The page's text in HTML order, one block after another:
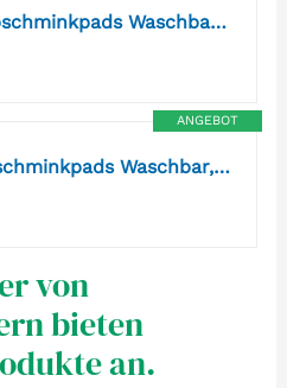
AOOWU Abschminkpads Waschbar, 8 Stück Nachhaltiges Wiederverwendbares Abschminktücher, Hypoallergen, Wattepads Nachhaltig Weich & Schonend Abschminkpads für Alle Hauttypen, Quadratisch
ANGEBOT
LOPHE Abschminkpads Waschbar, 24 Stück Wattepads Wiederverwendbar aus Bambusfaser, Abschminken Stilleinlagen mit Wäschesack, Cotton Pads Nachhaltig Abschminktücher für Gesichtsreinigung (4 Farbe)
von
bieten
an.